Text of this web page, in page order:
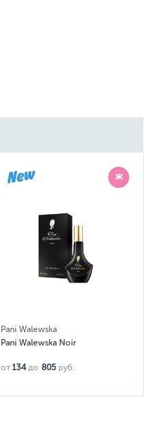
Ж
Pani Walewska
Pani Walewska Noir
от134 до 805 руб.